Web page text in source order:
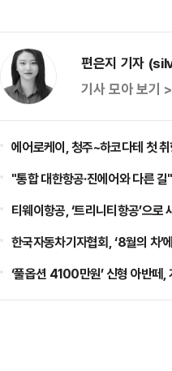
편은지 기자
기사 모아 보기 >
에어로케이, 청주~하코다테 첫
"통합 대한항공·진에어와 다른
티웨이항공, ‘트리니티항공’으
한국자동차기자협회, ‘8월의 차
‘풀옵션 4100만원’ 신형 아반떼,